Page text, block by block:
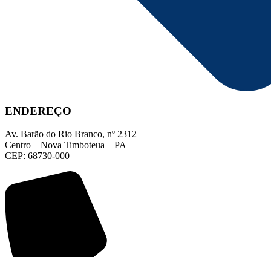
ENDEREÇO
Av. Barão do Rio Branco, nº 2312
Centro – Nova Timboteua – PA
CEP: 68730-000